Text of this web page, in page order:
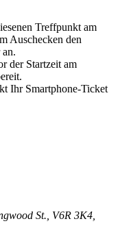
Treffpunkt am
Auschecken den
der Startzeit am
Ihr Smartphone-Ticket
St., V6R 3K4,